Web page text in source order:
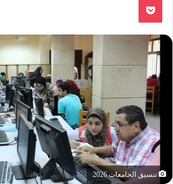
تنسيق الجامعات 2026